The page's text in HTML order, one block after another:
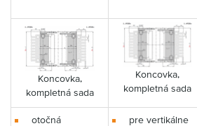
Koncovka,
kompletná sada
Koncovka,
kompletná sada
otočná
pre vertikálne